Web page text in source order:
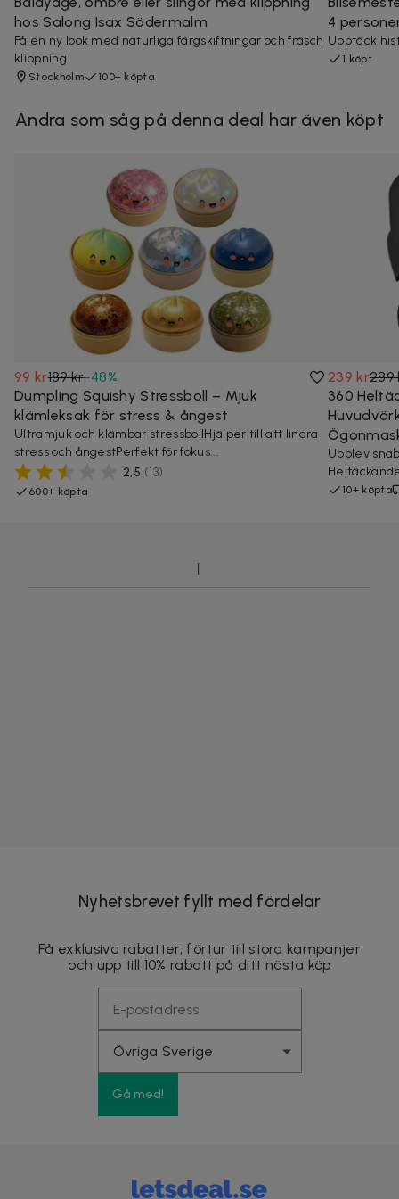
hos Salong Isax Södermalm
Få en ny look med naturliga färgskiftningar och fräsch
klippning
Stockholm 100+ köpta
4
Upptäck
1 köpt
Andra som såg på denna deal har även köpt
99 kr189 kr-48%
Dumpling Squishy Stressboll – Mjuk
klämleksak för stress & ångest
Ultramjuk och klämbar stressbollHjälper till att lindra
stress och ångestPerfekt för fokus...
2,5 (13)
600+ köpta
239 kr289
360
Upplev
10+ köpta
Nyhetsbrevet fyllt med fördelar
Få exklusiva rabatter, förtur till stora kampanjer
och upp till 10% rabatt på ditt nästa köp
Gå med!